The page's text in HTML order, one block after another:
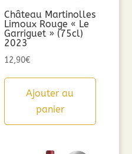
Château Martinolles
Limoux Rouge « Le
Garriguet » (75cl)
2023
12,90€
Ajouter au
panier